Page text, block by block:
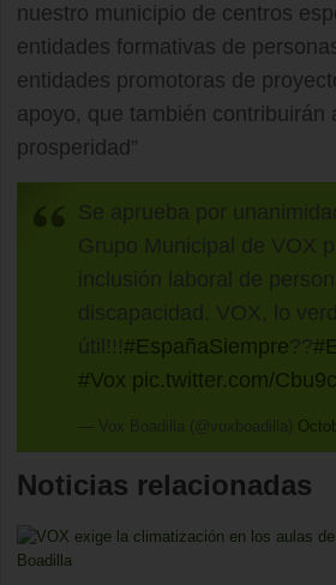
nuestro municipio de centros
entidades formativas de
entidades promotoras de
apoyo, que también contribuirán
prosperidad”
Se aprueba por
Grupo Municipal de VOX
inclusión laboral de
discapacidad. VOX, lo
útil!!!#EspañaSiempre??
#Vox pic.twitter.com/
— Vox Boadilla (@voxboadilla)
Noticias relacionadas